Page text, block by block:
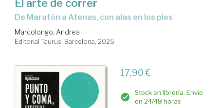
El arte de correr
De Maratón a Atenas, con alas en los pies
Marcolongo, Andrea
Editorial Taurus. Barcelona, 2025
17,90 €
Stock en librería. Envío
en 24/48 horas